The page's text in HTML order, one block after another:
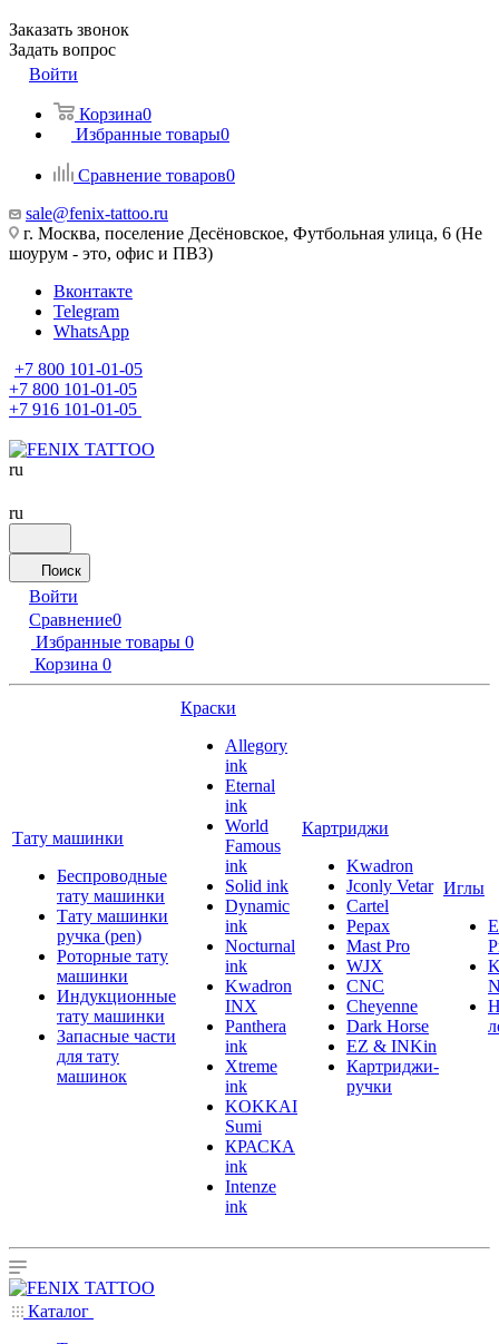
Заказать звонок
Задать вопрос
Войти
Корзина0
Избранные товары0
Сравнение товаров0
sale@fenix-tattoo.ru
г. Москва, поселение Десёновское, Футбольная улица, 6 (Не
шоурум - это, офис и ПВЗ)
Вконтакте
Telegram
WhatsApp
+7 800 101-01-05
+7 800 101-01-05
+7 916 101-01-05
ru
ru
Поиск
Войти
Сравнение0
Избранные товары 0
Корзина 0
Тату машинки
Беспроводные
тату машинки
Тату машинки
ручка (pen)
Роторные тату
машинки
Индукционные
тату машинки
Запасные части
для тату
машинок
Краски
Allegory
ink
Eternal
ink
World
Famous
ink
Solid ink
Dynamic
ink
Nocturnal
ink
Kwadron
INX
Panthera
ink
Xtreme
ink
KOKKAI
Sumi
КРАСКА
ink
Intenze
ink
Картриджи
Kwadron
Jconly Vetar
Cartel
Pepax
Mast Pro
WJX
CNC
Cheyenne
Dark Horse
EZ & INKin
Картриджи-
ручки
Иглы
Каталог